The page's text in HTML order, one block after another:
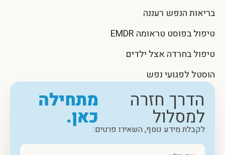
בריאות הנפש רעננה
טיפול בפוסט טראומה EMDR
טיפול בחרדה אצל ילדים
הוסטל לפגועי נפש
הדרך חזרה
למסלול
מתחילה
כאן.לקבלת מידע נוסף, השאירו פרטים: